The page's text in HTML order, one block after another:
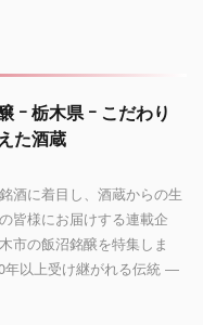
ｰ 栃木県 ｰ こだわり
た酒蔵
酒に着目し、酒蔵からの生
皆様にお届けする連載企
市の飯沼銘醸を特集しま
年以上受け継がれる伝統 ―